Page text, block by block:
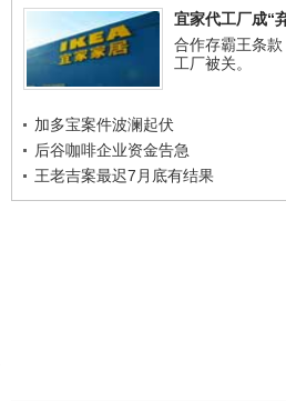
宜家代工厂成“
合作存霸王条
工厂被关。
加多宝案件波澜起伏
后谷咖啡企业资金告急
王老吉案最迟7月底有结果